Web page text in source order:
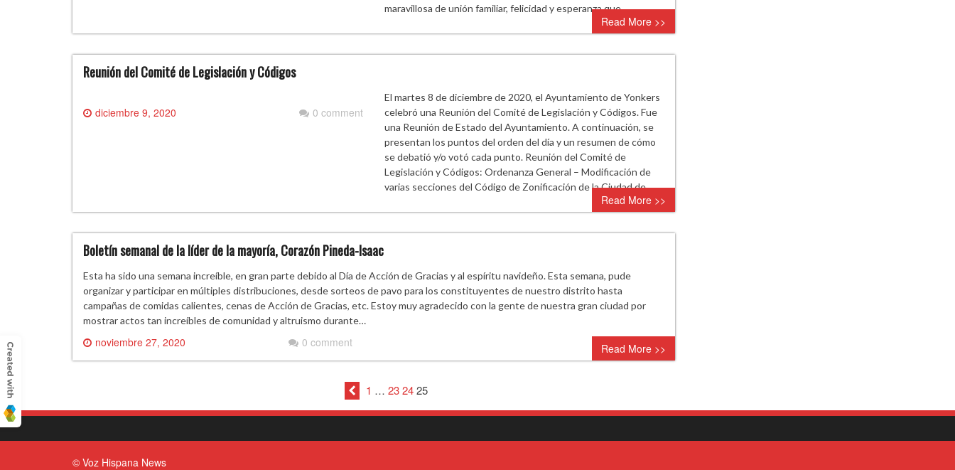
maravillosa de unión familiar, felicidad y esperanza que…
Read More >>
Reunión del Comité de Legislación y Códigos
diciembre 9, 2020 0 comment
El martes 8 de diciembre de 2020, el Ayuntamiento de Yonkers
celebró una Reunión del Comité de Legislación y Códigos. Fue
una Reunión de Estado del Ayuntamiento. A continuación, se
presentan los puntos del orden del día y un resumen de cómo
se debatió y/o votó cada punto. Reunión del Comité de
Legislación y Códigos: Ordenanza General – Modificación de
varias secciones del Código de Zonificación de la Ciudad de…
Read More >>
Boletín semanal de la líder de la mayoría, Corazón Pineda-Isaac
Esta ha sido una semana increíble, en gran parte debido al Día de Acción de Gracias y al espíritu navideño. Esta semana, pude
organizar y participar en múltiples distribuciones, desde sorteos de pavo para los constituyentes de nuestro distrito hasta
campañas de comidas calientes, cenas de Acción de Gracias, etc. Estoy muy agradecido con la gente de nuestra gran ciudad por
mostrar actos tan increíbles de comunidad y altruismo durante…
noviembre 27, 2020 0 comment Read More >>
1 … 23 24 25
© Voz Hispana News